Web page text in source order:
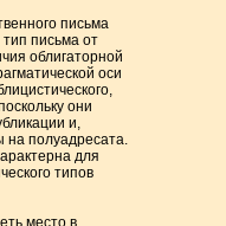
письма
письма от
облигаторной
оси
они
и,
на полуадресата.
для
типов
место в